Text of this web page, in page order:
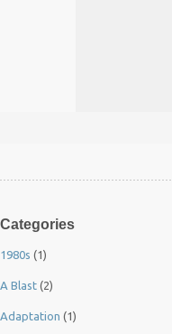
Categories
1980s (1)
A Blast (2)
Adaptation (1)